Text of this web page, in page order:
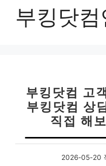
부킹닷컴
부킹닷컴 고
부킹닷컴 상
직접 해
2026-05-20